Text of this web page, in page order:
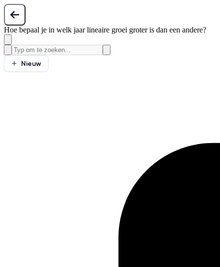
Hoe bepaal je in welk jaar lineaire groei groter is dan een andere?
Nieuw